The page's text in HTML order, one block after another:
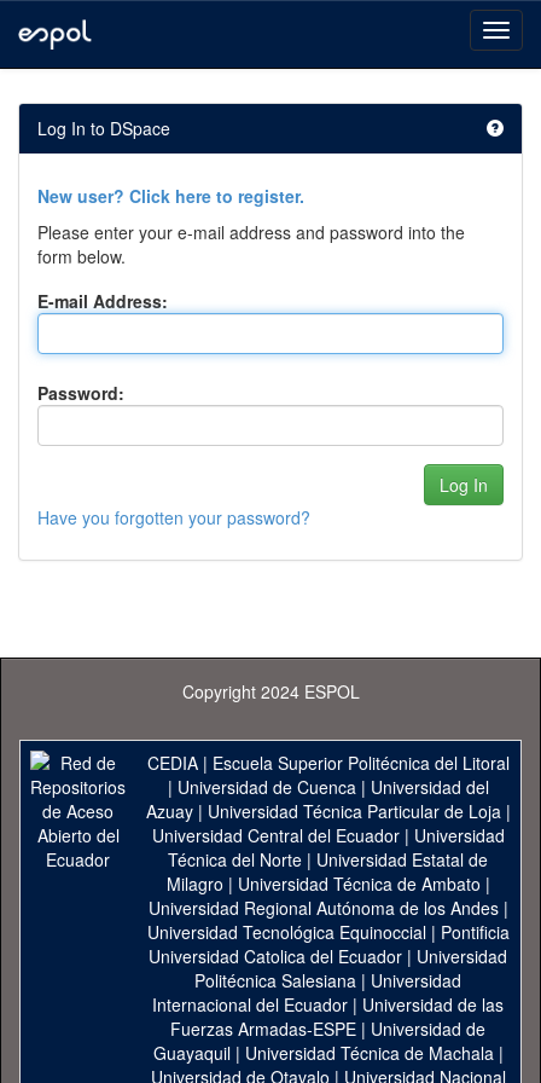
navigation
Log In to DSpace
New user? Click here to register.
Please enter your e-mail address and password into the
form below.
E-mail Address:
Password:
Have you forgotten your password?
Copyright 2024 ESPOL
CEDIA| Escuela Superior Politécnica del Litoral
| Universidad de Cuenca| Universidad del
Azuay| Universidad Técnica Particular de Loja|
Universidad Central del Ecuador| Universidad
Técnica del Norte | Universidad Estatal de
Milagro | Universidad Técnica de Ambato |
Universidad Regional Autónoma de los Andes|
Universidad Tecnológica Equinoccial| Pontificia
Universidad Catolica del Ecuador | Universidad
Politécnica Salesiana | Universidad
Internacional del Ecuador | Universidad de las
Fuerzas Armadas-ESPE | Universidad de
Guayaquil| Universidad Técnica de Machala|
Universidad de Otavalo | Universidad Nacional